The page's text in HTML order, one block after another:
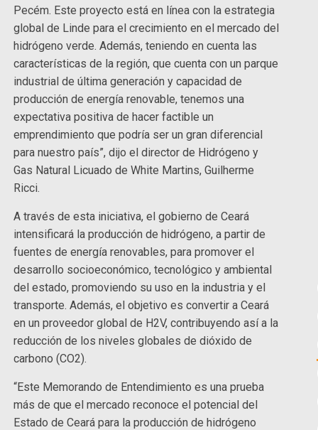
Pecém. Este proyecto está en línea con la estrategia
global de Linde para el crecimiento en el mercado del
hidrógeno verde. Además, teniendo en cuenta las
características de la región, que cuenta con un parque
industrial de última generación y capacidad de
producción de energía renovable, tenemos una
expectativa positiva de hacer factible un
emprendimiento que podría ser un gran diferencial
para nuestro país”, dijo el director de Hidrógeno y
Gas Natural Licuado de White Martins, Guilherme
Ricci.
A través de esta iniciativa, el gobierno de Ceará
intensificará la producción de hidrógeno, a partir de
fuentes de energía renovables, para promover el
desarrollo socioeconómico, tecnológico y ambiental
del estado, promoviendo su uso en la industria y el
transporte. Además, el objetivo es convertir a Ceará
en un proveedor global de H2V, contribuyendo así a la
reducción de los niveles globales de dióxido de
carbono (CO2).
“Este Memorando de Entendimiento es una prueba
más de que el mercado reconoce el potencial del
Estado de Ceará para la producción de hidrógeno